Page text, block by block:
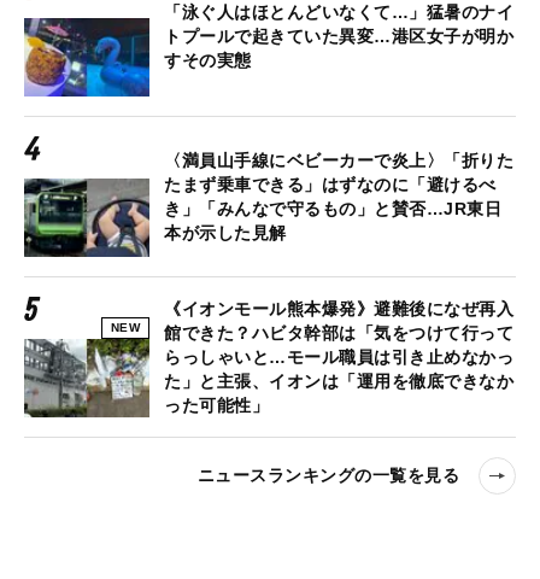
「泳ぐ人はほとんどいなくて…」猛暑のナイ
トプールで起きていた異変…港区女子が明か
すその実態
〈満員山手線にベビーカーで炎上〉「折りた
たまず乗車できる」はずなのに「避けるべ
き」「みんなで守るもの」と賛否…JR東日
本が示した見解
NEW
《イオンモール熊本爆発》避難後になぜ再入
館できた？ハビタ幹部は「気をつけて行って
らっしゃいと…モール職員は引き止めなかっ
た」と主張、イオンは「運用を徹底できなか
った可能性」
ニュースランキングの一覧を見る